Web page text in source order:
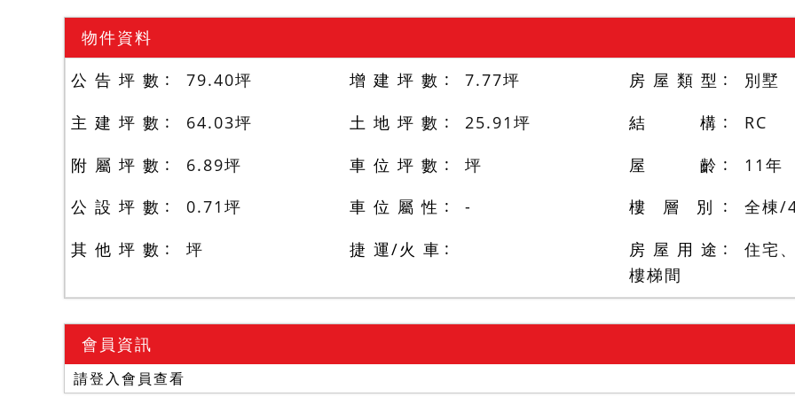
物件資料
公 告 坪 數
79.40坪
主 建 坪 數
64.03坪
附 屬 坪 數
6.89坪
公 設 坪 數
0.71 坪
其 他 坪 數
坪
增 建 坪 數 7.77坪
土 地 坪 數
25.91坪
車 位 坪 數
坪
車 位 屬 性
-
捷 運/火 車
房 屋 類 型
別墅
結 構
RC
屋 齡
11 年
樓 層 別
全棟/
房 屋 用 途
住宅
樓梯間
會員資訊
請登入會員查看